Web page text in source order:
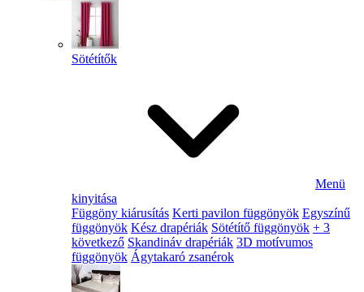
Sötétítők
Menü
kinyitása
Függöny kiárusítás Kerti pavilon függönyök Egyszínű
függönyök Kész drapériák Sötétítő függönyök + 3
következő Skandináv drapériák 3D motívumos
függönyök Ágytakaró zsanérok